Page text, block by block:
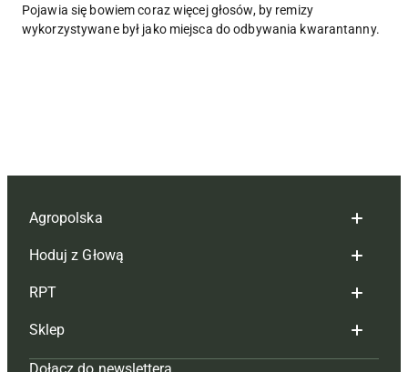
Pojawia się bowiem coraz więcej głosów, by remizy
wykorzystywane był jako miejsca do odbywania kwarantanny.
Agropolska
Redakcja
Reklama
Tagi
Hoduj z Głową
Hoduj z głową bydło
Hoduj z głową świnie
RPT
Redakcja
Sklep